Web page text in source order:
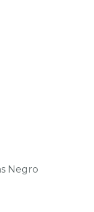
Negro